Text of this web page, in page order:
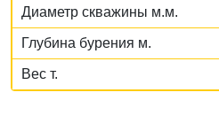
Диаметр скважины м.м.
Глубина бурения м.
Вес т.